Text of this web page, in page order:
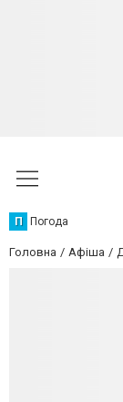
П Погода
Головна Афіша